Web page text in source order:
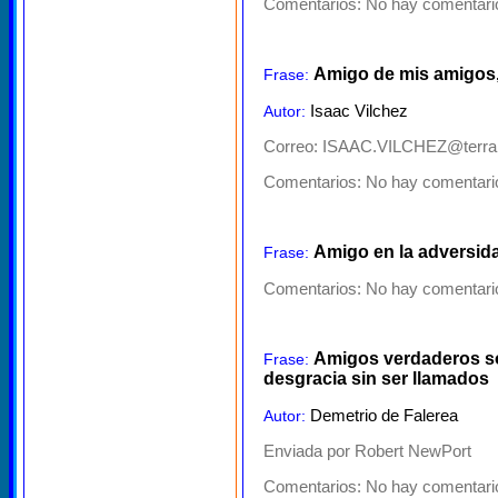
Comentarios: No hay
Frase: Amigo de mis
Autor: Isaac Vilchez
Correo:
Comentarios: No hay
Frase: Amigo en la
Comentarios: No hay
Frase: Amigos verdaderos
desgracia sin ser llamados
Autor: Demetrio de Falerea
Enviada por Robert NewPort
Comentarios: No hay